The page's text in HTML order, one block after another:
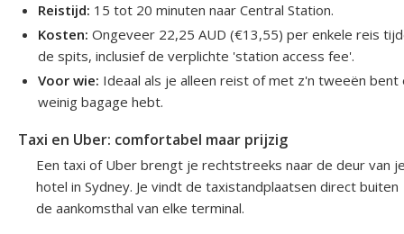
Reistijd: 15 tot 20 minuten naar Central Station.
Kosten: Ongeveer 22,25 AUD (€13,55) per enkele reis
de spits, inclusief de verplichte 'station access fee'.
Voor wie: Ideaal als je alleen reist of met z'n tweeën bent
weinig bagage hebt.
Taxi en Uber: comfortabel maar prijzig
Een taxi of Uber brengt je rechtstreeks naar de deur van
hotel in Sydney. Je vindt de taxistandplaatsen direct buiten
de aankomsthal van elke terminal.